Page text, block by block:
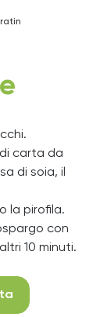
carta da
di soia, il
la pirofila.
con
10 minuti.